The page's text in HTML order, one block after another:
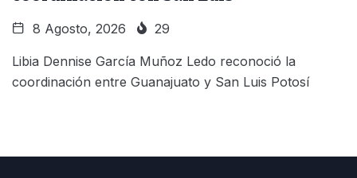
8 Agosto, 2026 29
Libia Dennise García Muñoz Ledo reconoció la
coordinación entre Guanajuato y San Luis Potosí